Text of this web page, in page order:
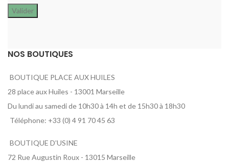
NOS BOUTIQUES
BOUTIQUE PLACE AUX HUILES
28 place aux Huiles - 13001 Marseille
Du lundi au samedi de 10h30 à 14h et de 15h30 à 18h30
Téléphone: +33 (0) 4 91 70 45 63
BOUTIQUE D’USINE
72 Rue Augustin Roux - 13015 Marseille